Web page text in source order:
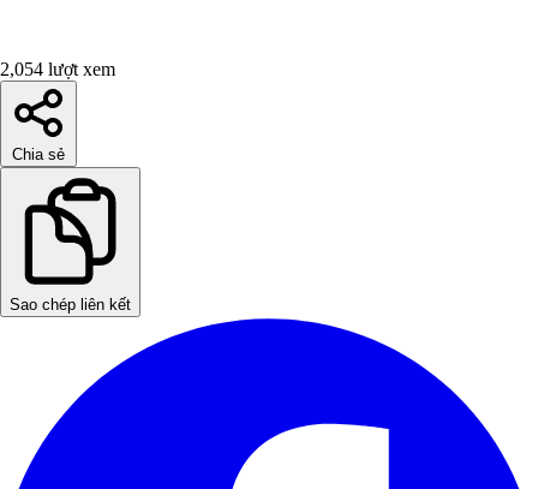
2,054 lượt xem
Chia sẻ
Sao chép liên kết